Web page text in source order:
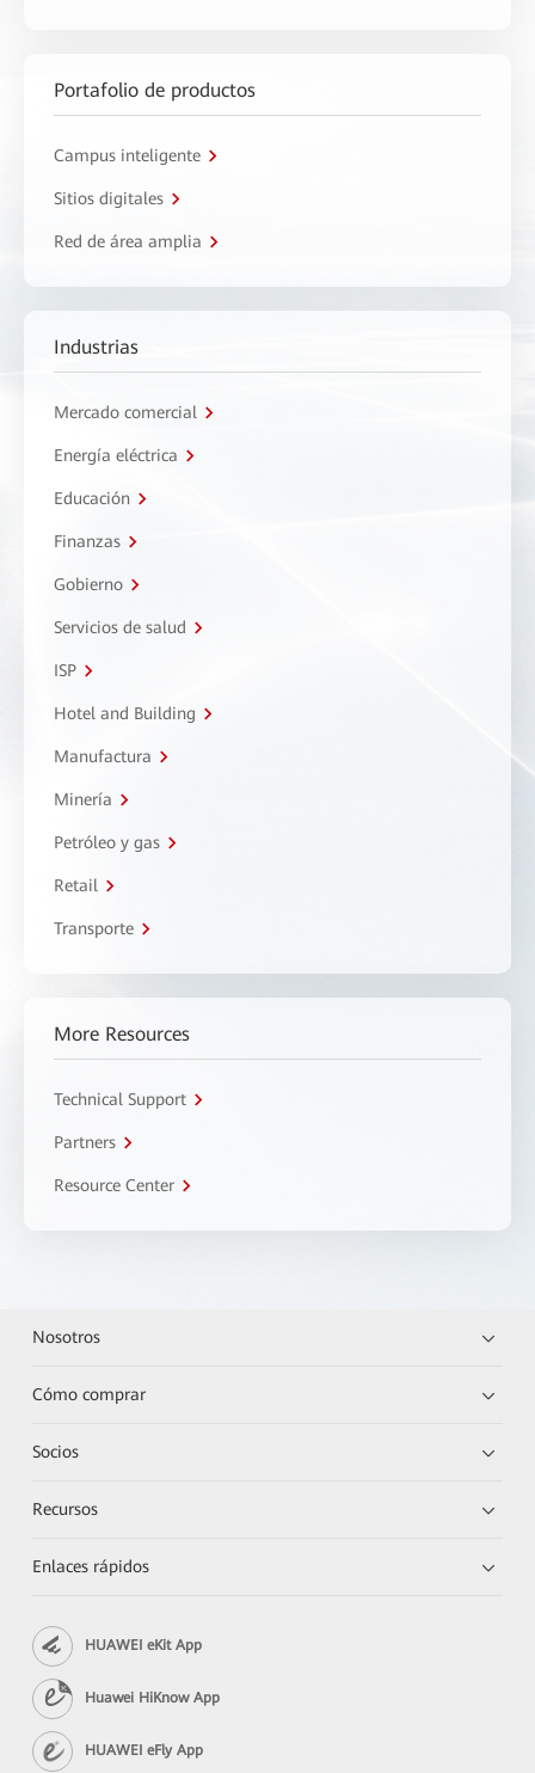
Portafolio de productos
Campus inteligente
Sitios digitales
Red de área amplia
Industrias
Mercado comercial
Energía eléctrica
Educación
Finanzas
Gobierno
Servicios de salud
ISP
Hotel and Building
Manufactura
Minería
Petróleo y gas
Retail
Transporte
More Resources
Technical Support
Partners
Resource Center
Nosotros
Cómo comprar
Socios
Recursos
Enlaces rápidos
HUAWEI eKit App
Huawei HiKnow App
HUAWEI eFly App